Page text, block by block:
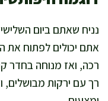
נניח שאתם ביום
אתם יכולים לפתוח את
רכה, ואז מנוחה בחדר
רך עם ירקות